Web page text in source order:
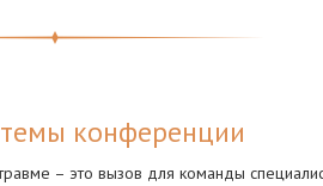
конференции
– это вызов для команды